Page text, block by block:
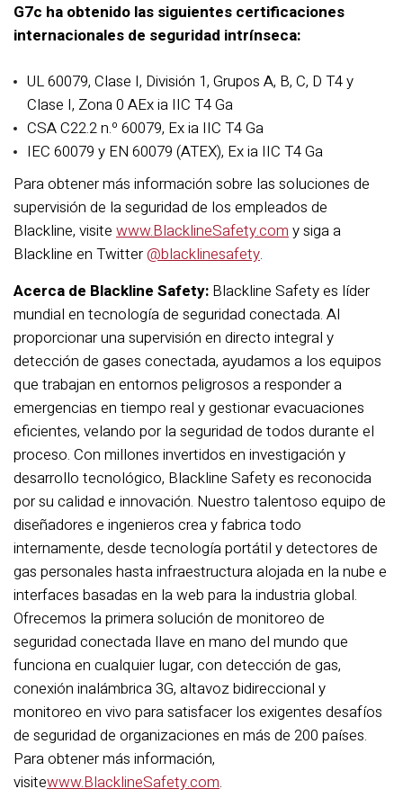
G7c ha obtenido las siguientes certificaciones
internacionales de seguridad intrínseca:
UL 60079, Clase I, División 1, Grupos A, B, C, D T4 y
Clase I, Zona 0 AEx ia IIC T4 Ga
CSA C22.2 n.º 60079, Ex ia IIC T4 Ga
IEC 60079 y EN 60079 (ATEX), Ex ia IIC T4 Ga
Para obtener más información sobre las soluciones de
supervisión de la seguridad de los empleados de
Blackline, visite www.BlacklineSafety.comy siga a
Blackline en Twitter@blacklinesafety.
Acerca de Blackline Safety: Blackline Safety es líder
mundial en tecnología de seguridad conectada. Al
proporcionar una supervisión en directo integral y
detección de gases conectada, ayudamos a los equipos
que trabajan en entornos peligrosos a responder a
emergencias en tiempo real y gestionar evacuaciones
eficientes, velando por la seguridad de todos durante el
proceso. Con millones invertidos en investigación y
desarrollo tecnológico, Blackline Safety es reconocida
por su calidad e innovación. Nuestro talentoso equipo de
diseñadores e ingenieros crea y fabrica todo
internamente, desde tecnología portátil y detectores de
gas personales hasta infraestructura alojada en la nube e
interfaces basadas en la web para la industria global.
Ofrecemos la primera solución de monitoreo de
seguridad conectada llave en mano del mundo que
funciona en cualquier lugar, con detección de gas,
conexión inalámbrica 3G, altavoz bidireccional y
monitoreo en vivo para satisfacer los exigentes desafíos
de seguridad de organizaciones en más de 200 países.
Para obtener más información,
visitewww.BlacklineSafety.com.